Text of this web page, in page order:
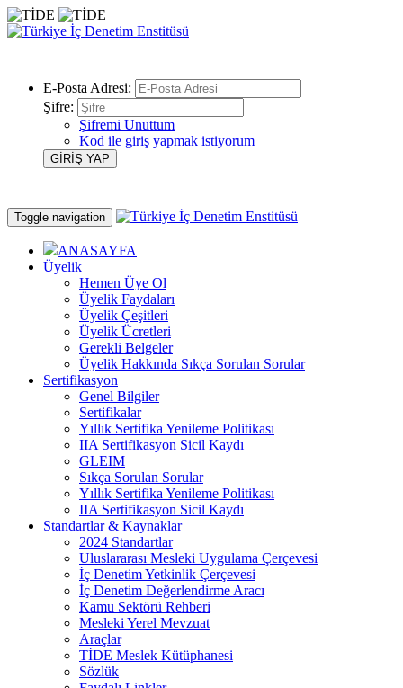
E-Posta Adresi:
Şifre:
Şifremi Unuttum
Kod ile giriş yapmak istiyorum
Toggle navigation
ANASAYFA
Üyelik
Hemen Üye Ol
Üyelik Faydaları
Üyelik Çeşitleri
Üyelik Ücretleri
Gerekli Belgeler
Üyelik Hakkında Sıkça Sorulan Sorular
Sertifikasyon
Genel Bilgiler
Sertifikalar
Yıllık Sertifika Yenileme Politikası
IIA Sertifikasyon Sicil Kaydı
GLEIM
Sıkça Sorulan Sorular
Yıllık Sertifika Yenileme Politikası
IIA Sertifikasyon Sicil Kaydı
Standartlar & Kaynaklar
2024 Standartlar
Uluslararası Mesleki Uygulama Çerçevesi
İç Denetim Yetkinlik Çerçevesi
İç Denetim Değerlendirme Aracı
Kamu Sektörü Rehberi
Mesleki Yerel Mevzuat
Araçlar
TİDE Meslek Kütüphanesi
Sözlük